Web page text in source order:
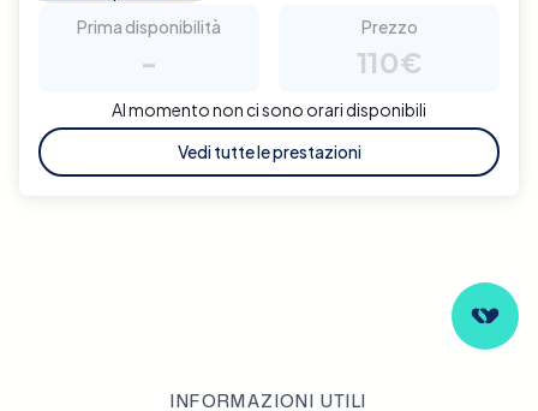
Prima disponibilità
-
Prezzo
110€
Al momento non ci sono orari disponibili
Vedi tutte le prestazioni
INFORMAZIONI UTILI